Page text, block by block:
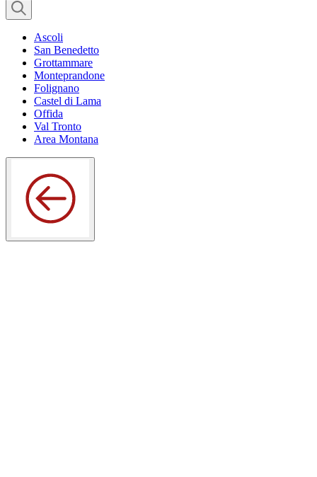
Ascoli
San Benedetto
Grottammare
Monteprandone
Folignano
Castel di Lama
Offida
Val Tronto
Area Montana